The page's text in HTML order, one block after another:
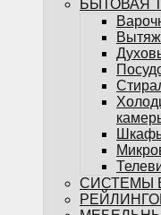
Поддоны
Кухонные
Подсветка
БЫТОВАЯ
СИСТЕМЫ